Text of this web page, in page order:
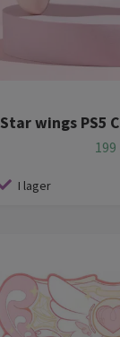
Star wings PS5
I lager